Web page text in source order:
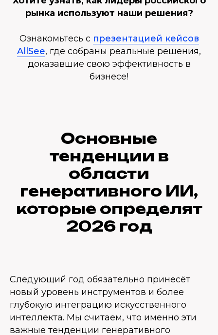
рынка используют наши решения?
Ознакомьтесь с презентацией кейсов
AllSee, где собраны реальные решения,
доказавшие свою эффективность в
бизнесе!
Основные
тенденции в
области
генеративного ИИ,
которые определят
2026 год
Следующий год обязательно принесёт
новый уровень инструментов и более
глубокую интеграцию искусственного
интеллекта. Мы считаем, что именно эти
важные тенденции генеративного